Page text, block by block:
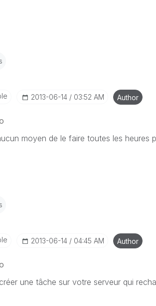
‎2013-06-14 03:52 AM Author
moyen de le faire toutes les heures
‎2013-06-14 04:45 AM Author
une tâche sur votre serveur qui